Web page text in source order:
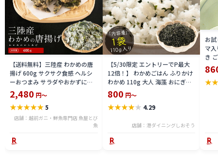
【送料無料】三陸産 わかめの唐
揚げ 600g サクサク食感 ヘルシ
ーおつまみ サラダやおかずに最
適 海藻スナック 冷凍
kwaka2506
2,480 円～
★★★★★5
店舗：越前ガニ・鮮魚専門店 魚屋とび
魚
【5/30限定 エントリーでP最大
12倍！】 わかめごはん ふりかけ
わかめ 110g 大人 海藻 おにぎり
ふりかけ ダイエット ご飯のお供
ワカメ ごはんのおとも 美味しい
お弁当 スープ 健康 ［送料無料］
ント 父の日
800 円～
★★★★★ 4.29
店舗：港ダイニングしおそう
お
マ
き
き
き
きご
★